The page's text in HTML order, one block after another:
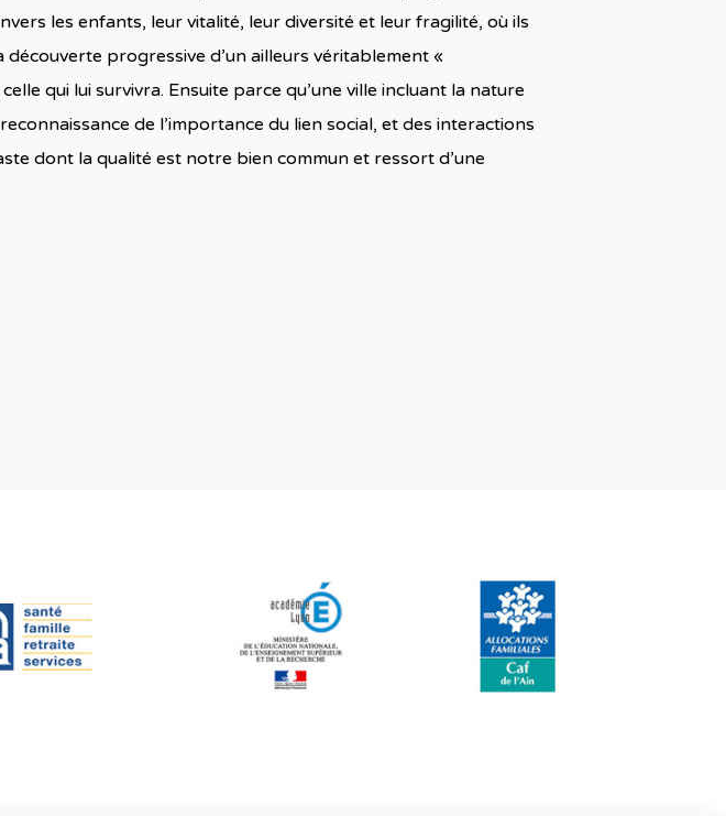
les enfants, leur vitalité, leur diversité et leur fragilité, où ils
découverte progressive d’un ailleurs véritablement «
qui lui survivra. Ensuite parce qu’une ville incluant la nature
de l’importance du lien social, et des interactions
dont la qualité est notre bien commun et ressort d’une